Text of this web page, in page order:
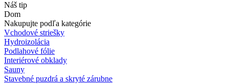
Náš tip
Dom
Nakupujte podľa kategórie
Vchodové striešky
Hydroizolácia
Podlahové fólie
Interiérové obklady
Sauny
Stavebné puzdrá a skryté zárubne